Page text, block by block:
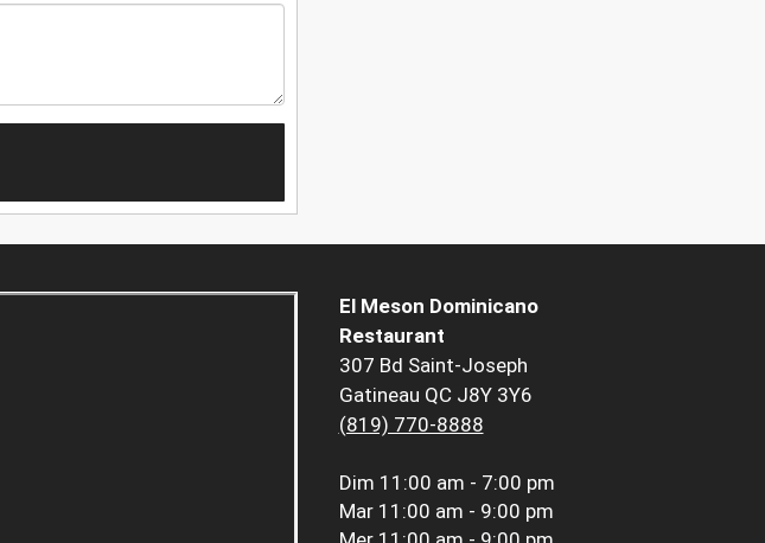
El Meson Dominicano
Restaurant
307 Bd Saint-Joseph
Gatineau QC J8Y 3Y6
(819) 770-8888
Dim 11:00 am - 7:00 pm
Mar 11:00 am - 9:00 pm